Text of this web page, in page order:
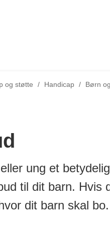
og støtte / Handicap / Tilbage
Børn
ung et
til dit barn. Hvis
dit barn skal bo.